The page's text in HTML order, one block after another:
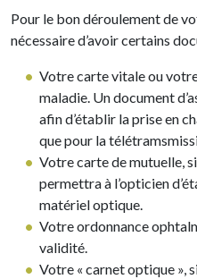
Pour le bon déroulement de
nécessaire d’avoir certains
Votre carte vitale ou
maladie. Un document
afin d’établir la prise en
que pour la
Votre carte de mutuelle,
permettra à l’opticien
matériel optique.
Votre ordonnance
validité.
Votre « carnet optique »,